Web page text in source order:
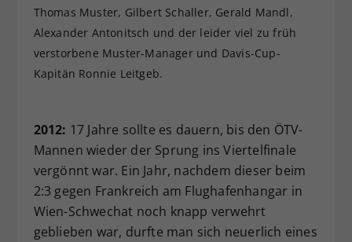
Thomas Muster, Gilbert Schaller, Gerald Mandl,
Alexander Antonitsch und der leider viel zu früh
verstorbene Muster-Manager und Davis-Cup-
Kapitän Ronnie Leitgeb.
2012: 17 Jahre sollte es dauern, bis den ÖTV-
Mannen wieder der Sprung ins Viertelfinale
vergönnt war. Ein Jahr, nachdem dieser beim
2:3 gegen Frankreich am Flughafenhangar in
Wien-Schwechat noch knapp verwehrt
geblieben war, durfte man sich neuerlich eines